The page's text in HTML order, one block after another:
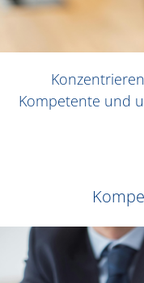
Kompetente und